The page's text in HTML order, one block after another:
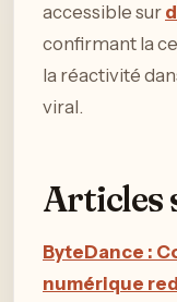
accessible sur
confirmant la
la réactivité
viral.
Articles
ByteDance :
numérique